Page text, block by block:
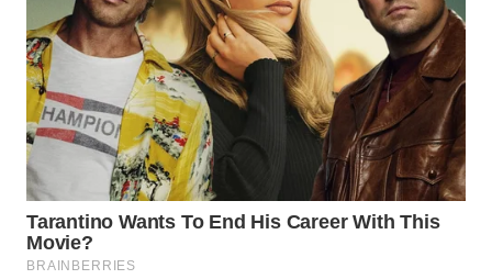
WAHANA
OTOMOTIF
WAHANA
HEALTH
WAHANA
DESA
WISATA